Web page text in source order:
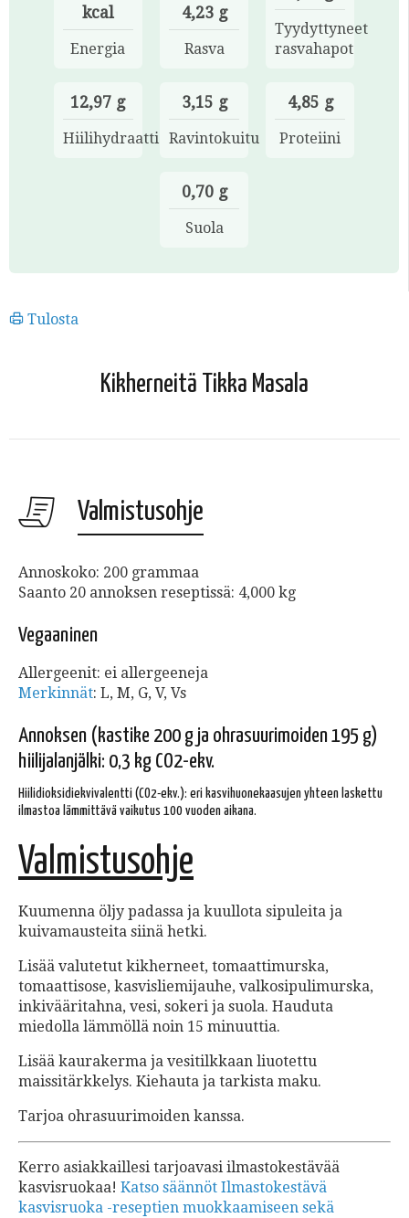
kcal
Energia
4,23 g
Rasva
Tyydyttyneet
rasvahapot
12,97 g
Hiilihydraatti
3,15 g
Ravintokuitu
4,85 g
Proteiini
0,70 g
Suola
Tulosta
Kikherneitä Tikka Masala
Valmistusohje
Annoskoko: 200 grammaa
Saanto 20 annoksen reseptissä: 4,000 kg
Vegaaninen
Allergeenit: ei allergeeneja
Merkinnät: L, M, G, V, Vs
Annoksen (kastike 200 g ja ohrasuurimoiden 195 g)
hiilijalanjälki: 0,3 kg CO2-ekv.
Hiilidioksidiekvivalentti (CO2-ekv.): eri kasvihuonekaasujen yhteen laskettu
ilmastoa lämmittävä vaikutus 100 vuoden aikana.
Valmistusohje
Kuumenna öljy padassa ja kuullota sipuleita ja
kuivamausteita siinä hetki.
Lisää valutetut kikherneet, tomaattimurska,
tomaattisose, kasvisliemijauhe, valkosipulimurska,
inkivääritahna, vesi, sokeri ja suola. Hauduta
miedolla lämmöllä noin 15 minuuttia.
Lisää kaurakerma ja vesitilkkaan liuotettu
maissitärkkelys. Kiehauta ja tarkista maku.
Tarjoa ohrasuurimoiden kanssa.
Kerro asiakkaillesi tarjoavasi ilmastokestävää
kasvisruokaa! Katso säännöt Ilmastokestävä
kasvisruoka -reseptien muokkaamiseen sekä